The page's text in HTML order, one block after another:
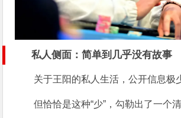
私人侧面：简单到几乎没有故事
关于王阳的私人生活，公开信息极
但恰恰是这种“少”，勾勒出了一个